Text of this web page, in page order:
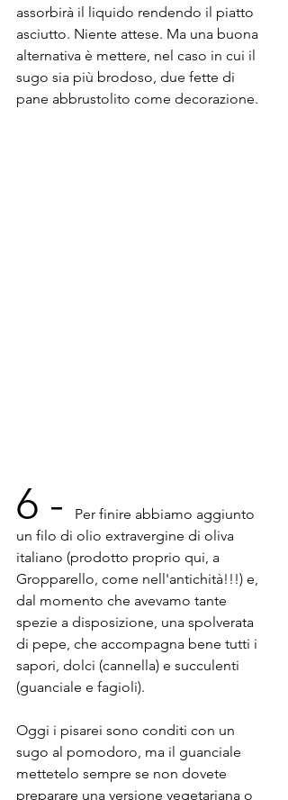
assorbirà il liquido rendendo il piatto
asciutto. Niente attese. Ma una buona
alternativa è mettere, nel caso in cui il
sugo sia più brodoso, due fette di
pane abbrustolito come decorazione.
6 -
Per finire abbiamo aggiunto
un filo di olio extravergine di oliva
italiano (prodotto proprio qui, a
Gropparello, come nell'antichità!!!) e,
dal momento che avevamo tante
spezie a disposizione, una spolverata
di pepe, che accompagna bene tutti i
sapori, dolci (cannella) e succulenti
(guanciale e fagioli).
Oggi i pisarei sono conditi con un
sugo al pomodoro, ma il guanciale
mettetelo sempre se non dovete
preparare una versione vegetariana o